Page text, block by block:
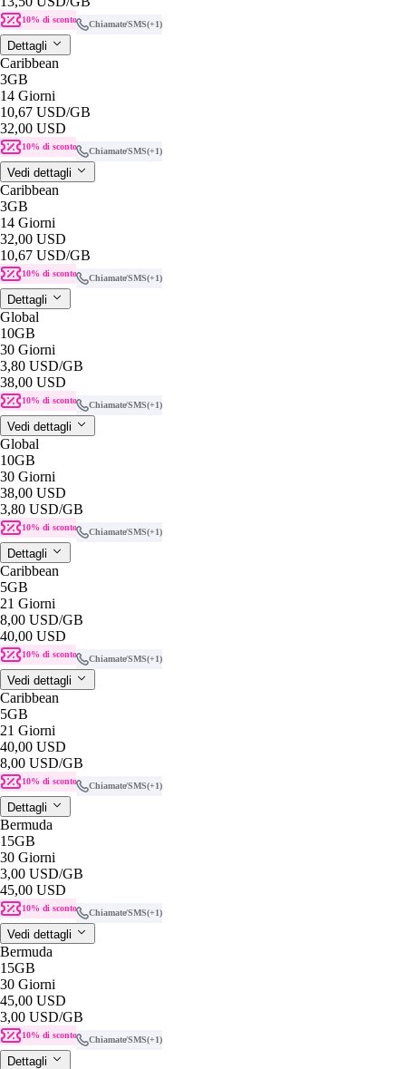
10% di sconto Chiamate/SMS(+1)
Dettagli
Caribbean
3GB
14 Giorni
10,67 USD/GB
32,00 USD
10% di sconto Chiamate/SMS(+1)
Vedi dettagli
Caribbean
3GB
14 Giorni
32,00 USD
10,67 USD/GB
10% di sconto Chiamate/SMS(+1)
Dettagli
Global
10GB
30 Giorni
3,80 USD/GB
38,00 USD
10% di sconto Chiamate/SMS(+1)
Vedi dettagli
Global
10GB
30 Giorni
38,00 USD
3,80 USD/GB
10% di sconto Chiamate/SMS(+1)
Dettagli
Caribbean
5GB
21 Giorni
8,00 USD/GB
40,00 USD
10% di sconto Chiamate/SMS(+1)
Vedi dettagli
Caribbean
5GB
21 Giorni
40,00 USD
8,00 USD/GB
10% di sconto Chiamate/SMS(+1)
Dettagli
Bermuda
15GB
30 Giorni
3,00 USD/GB
45,00 USD
10% di sconto Chiamate/SMS(+1)
Vedi dettagli
Bermuda
15GB
30 Giorni
45,00 USD
3,00 USD/GB
10% di sconto Chiamate/SMS(+1)
Dettagli